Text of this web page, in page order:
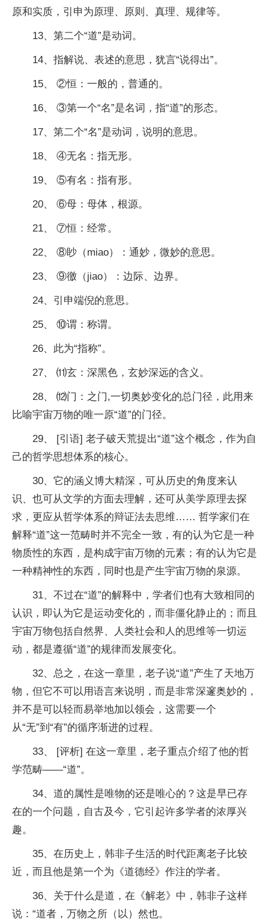
原和实质，引申为原理、原则、真理、规律等。
13、第二个“道”是动词。
14、指解说、表述的意思，犹言“说得出”。
15、 ②恒：一般的，普通的。
16、 ③第一个“名”是名词，指“道”的形态。
17、第二个“名”是动词，说明的意思。
18、 ④无名：指无形。
19、 ⑤有名：指有形。
20、 ⑥母：母体，根源。
21、 ⑦恒：经常。
22、 ⑧眇（miao）：通妙，微妙的意思。
23、 ⑨徼（jiao）：边际、边界。
24、引申端倪的意思。
25、 ⑩谓：称谓。
26、此为“指称”。
27、 ⑾玄：深黑色，玄妙深远的含义。
28、 ⑿门：之门,一切奥妙变化的总门径，此用来
比喻宇宙万物的唯一原“道”的门径。
29、 [引语] 老子破天荒提出“道”这个概念，作为自
己的哲学思想体系的核心。
30、它的涵义博大精深，可从历史的角度来认
识、也可从文学的方面去理解，还可从美学原理去探
求，更应从哲学体系的辩证法去思维…… 哲学家们在
解释“道”这一范畴时并不完全一致，有的认为它是一种
物质性的东西，是构成宇宙万物的元素；有的认为它是
一种精神性的东西，同时也是产生宇宙万物的泉源。
31、不过在“道”的解释中，学者们也有大致相同的
认识，即认为它是运动变化的，而非僵化静止的；而且
宇宙万物包括自然界、人类社会和人的思维等一切运
动，都是遵循“道”的规律而发展变化。
32、总之，在这一章里，老子说“道”产生了天地万
物，但它不可以用语言来说明，而是非常深邃奥妙的，
并不是可以轻而易举地加以领会，这需要一个
从“无”到“有”的循序渐进的过程。
33、 [评析] 在这一章里，老子重点介绍了他的哲
学范畴——“道”。
34、道的属性是唯物的还是唯心的？这是早已存
在的一个问题，自古及今，它引起许多学者的浓厚兴
趣。
35、在历史上，韩非子生活的时代距离老子比较
近，而且他是第一个为《道德经》作注的学者。
36、关于什么是道，在《解老》中，韩非子这样
说：“道者，万物之所（以）然也。